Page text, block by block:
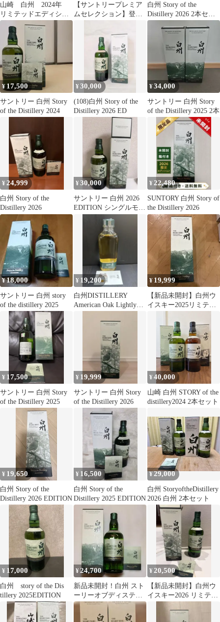
山崎 白州 2024年
リミテッドエディショ
ン
【サントリープレミア
ムセレクション】登美
ミアム・モルツ
白州 Story of the
Distillery 2026 2本セッ
ト
¥ 17,500
サントリー 白州 Story
of the Distillery 2024
¥30,000
(108)白州 Story of the
Distillery 2026 ED
¥34,000
サントリー 白州 Story
of the Distillery 2025 2本
¥24,999
白州 Story of the
Distillery 2026
¥30,000
サントリー 白州 2026
EDITION シングルモル
トウイスキー
¥22,480
SUNTORY 白州 Story of
the Distillery 2026
¥18,000
サントリー 白州 story
of the distillery 2025
¥ 19,200
白州DISTILLERY
American Oak Lightly
¥ 19,999
【新品未開封】白州ウ
イスキー2025リミテッ
¥ 17,500
サントリー 白州 Story
of the Distillery 2025
¥ 19,999
サントリー 白州 Story
of the Distillery 2026
¥40,000
山崎 白州 STORY of the
distillery2024 2本セット
¥ 19,650
白州 Story of the
Distillery 2026 EDITION
¥ 16,500
白州 Story of the
Distillery 2025 EDITION
¥29,000
白州 StoryoftheDistillery
2026 白州 2本セット
¥ 17,000
白州 story of the Dis
tillery 2025EDITION
¥24,700
新品未開封！白州 スト
ーリーオブディスティ
ラリー2025
¥ 20,500
【新品未開封】白州ウ
イスキー2026 リミテッ